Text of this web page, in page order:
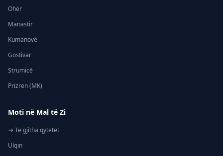
Ohër
Manastir
Kumanovë
Gostivar
Strumicë
Prizren (MK)
Moti në Mal të Zi
→ Të gjitha qytetet
Ulqin